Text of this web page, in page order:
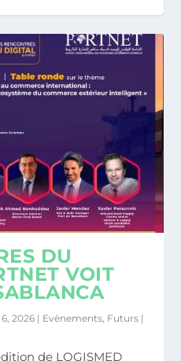
DU
VOIT
2026 | Evènements Futurs |
de LOGISMED